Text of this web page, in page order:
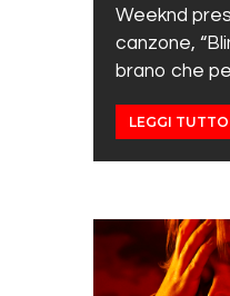
Weeknd
canzone,
brano che
LEGGI TUTTO